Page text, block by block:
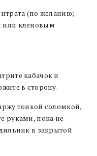
(по желанию;
или кленовым
кабачок и
в сторону.
тонкой соломкой,
руками, пока не
в закрытой